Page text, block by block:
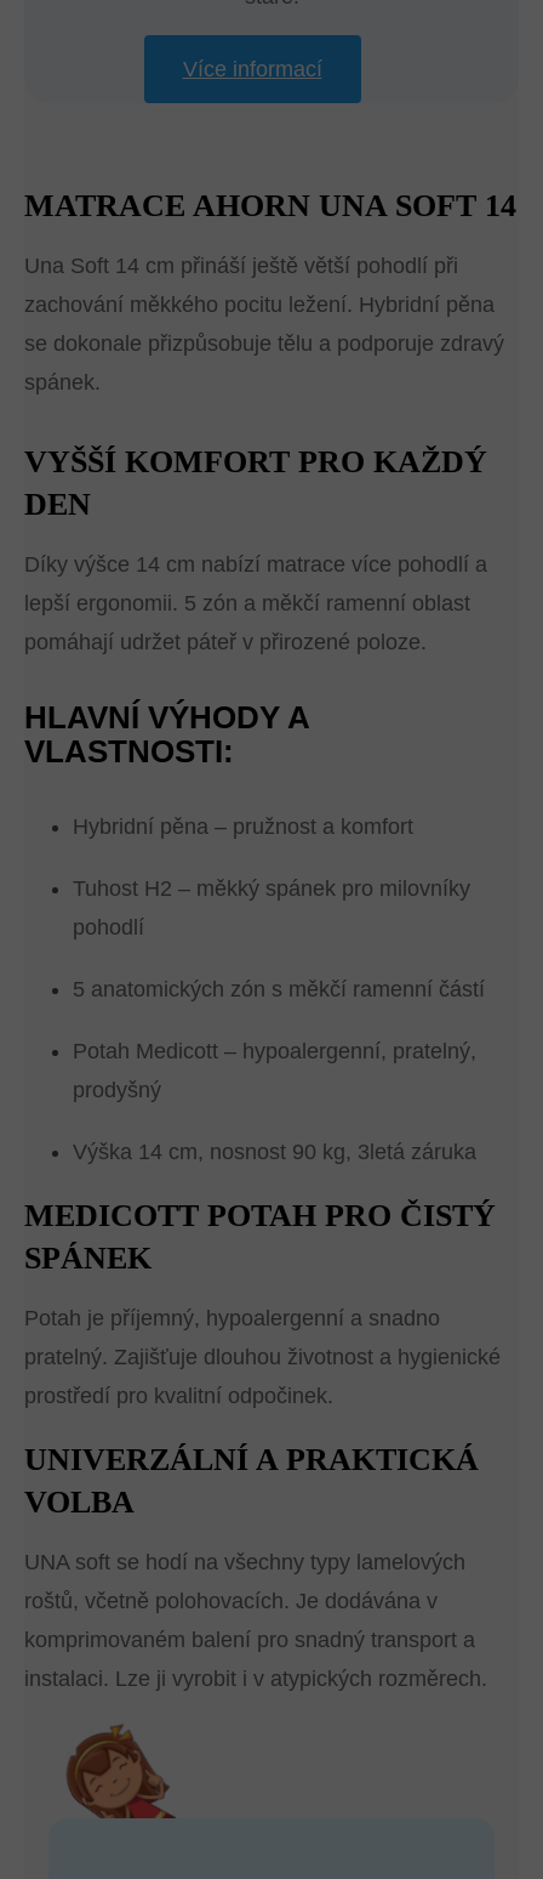
Více informací
MATRACE AHORN UNA SOFT 14
Una Soft 14 cm přináší ještě větší pohodlí při
zachování měkkého pocitu ležení. Hybridní pěna
se dokonale přizpůsobuje tělu a podporuje zdravý
spánek.
VYŠŠÍ KOMFORT PRO KAŽDÝ
DEN
Díky výšce 14 cm nabízí matrace více pohodlí a
lepší ergonomii. 5 zón a měkčí ramenní oblast
pomáhají udržet páteř v přirozené poloze.
HLAVNÍ VÝHODY A
VLASTNOSTI:
Hybridní pěna – pružnost a komfort
Tuhost H2 – měkký spánek pro milovníky
pohodlí
5 anatomických zón s měkčí ramenní částí
Potah Medicott – hypoalergenní, pratelný,
prodyšný
Výška 14 cm, nosnost 90 kg, 3letá záruka
MEDICOTT POTAH PRO ČISTÝ
SPÁNEK
Potah je příjemný, hypoalergenní a snadno
pratelný. Zajišťuje dlouhou životnost a hygienické
prostředí pro kvalitní odpočinek.
UNIVERZÁLNÍ A PRAKTICKÁ
VOLBA
UNA soft se hodí na všechny typy lamelových
roštů, včetně polohovacích. Je dodávána v
komprimovaném balení pro snadný transport a
instalaci. Lze ji vyrobit i v atypických rozměrech.